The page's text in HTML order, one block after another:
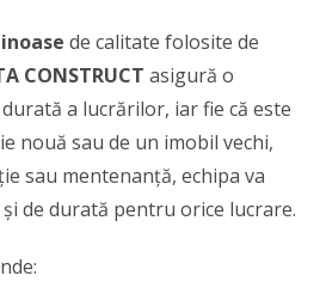
de calitate folosite de
CONSTRUCT asigură o
a lucrărilor, iar fie că este
nouă sau de un imobil vechi,
sau mentenanță, echipa va
de durată pentru orice lucrare.